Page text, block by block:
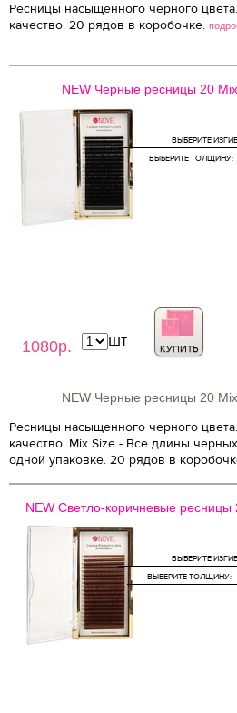
Ресницы насыщенного черного
качество. 20 рядов в коробочке.
NEW Черные ресницы 20
1080р.
ВЫБЕРИТЕ
ВЫБЕРИТЕ ТОЛЩИНУ:
КУПИТЬ
шт
NEW Черные ресницы 20
Ресницы насыщенного черного
качество. Mix Size - Все длины
одной упаковке. 20 рядов в
NEW Светло-коричневые ресницы
ВЫБЕРИТЕ
ВЫБЕРИТЕ ТОЛЩИНУ: